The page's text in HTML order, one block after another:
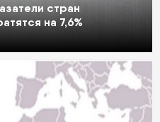
стран
на 7,6%